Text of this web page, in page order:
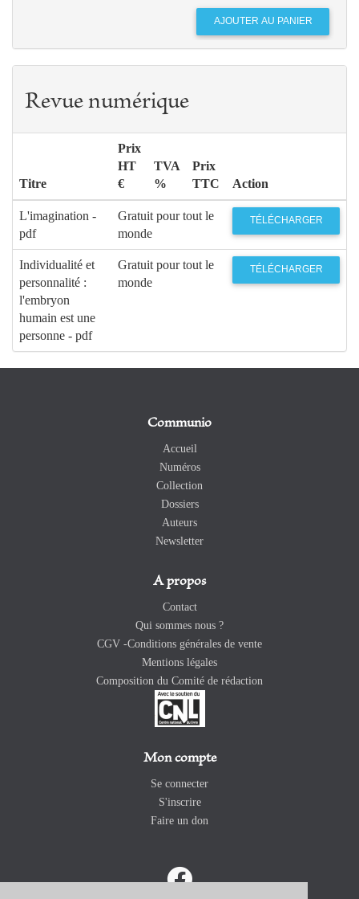
Revue numérique
Titre
Prix
HT
€
TVA
%
Prix
TTC
Action
L'imagination -
pdf
Gratuit pour tout le
monde
TÉLÉCHARGER
Individualité et
personnalité :
l'embryon
humain est une
personne - pdf
Gratuit pour tout le
monde
TÉLÉCHARGER
Communio
Accueil
Numéros
Collection
Dossiers
Auteurs
Newsletter
A propos
Contact
Qui sommes nous ?
CGV -Conditions générales de vente
Mentions légales
Composition du Comité de rédaction
Mon compte
Se connecter
S'inscrire
Faire un don